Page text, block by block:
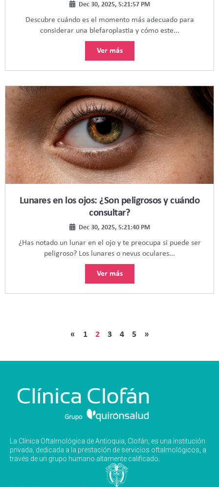
Dec 30, 2025, 5:21:57 PM
Descubre cuándo es el momento más adecuado para
considerar una blefaroplastia y cómo este...
Ver más
Lunares en los ojos: ¿Son peligrosos y cuándo
consultar?
Dec 30, 2025, 5:21:40 PM
¿Has notado un lunar en el ojo y te preocupa si puede ser
peligroso? Los lunares o nevus oculares...
Ver más
« 1 2 3 4 5 »
La Clínica Oftalmológica de Antioquia, Clofán, es una institución
privada, dedicada a la prestación de servicios oftalmológicos, a
través de un grupo humano altamente calificado.